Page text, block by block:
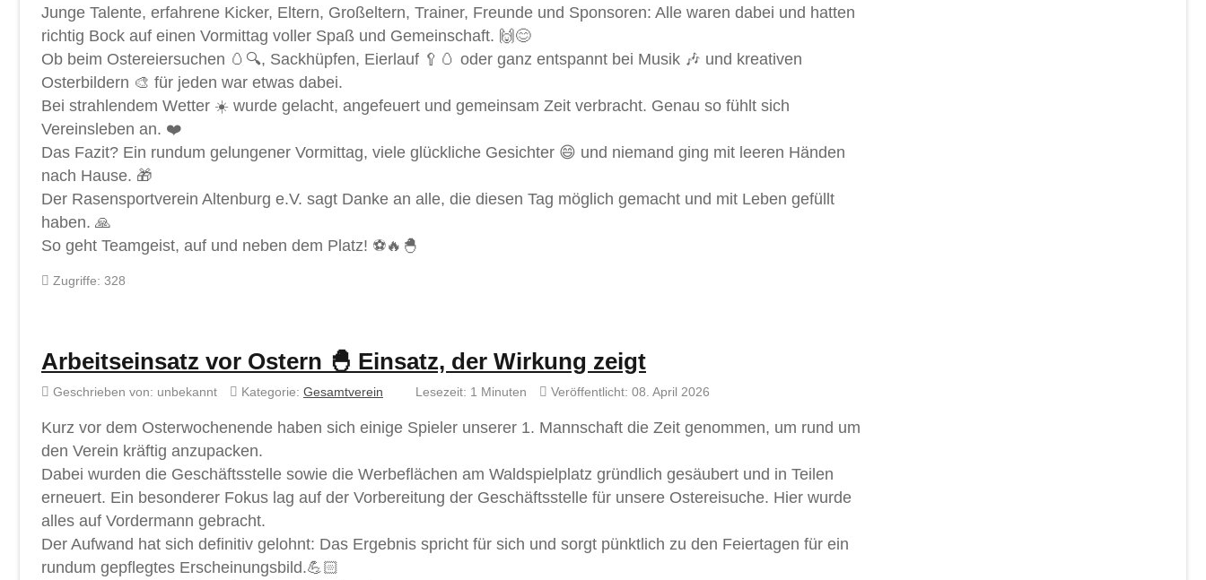
Junge Talente, erfahrene Kicker, Eltern, Großeltern, Trainer, Freunde und Sponsoren: Alle waren dabei und hatten
richtig Bock auf einen Vormittag voller Spaß und Gemeinschaft. 🙌😊
Ob beim Ostereiersuchen 🥚🔍, Sackhüpfen, Eierlauf 🥄🥚 oder ganz entspannt bei Musik 🎶 und kreativen
Osterbildern 🎨 für jeden war etwas dabei.
Bei strahlendem Wetter ☀️ wurde gelacht, angefeuert und gemeinsam Zeit verbracht. Genau so fühlt sich
Vereinsleben an. ❤️
Das Fazit? Ein rundum gelungener Vormittag, viele glückliche Gesichter 😄 und niemand ging mit leeren Händen
nach Hause. 🎁
Der Rasensportverein Altenburg e.V. sagt Danke an alle, die diesen Tag möglich gemacht und mit Leben gefüllt
haben. 🙏
So geht Teamgeist, auf und neben dem Platz! ⚽🔥🐣
Zugriffe: 328
Arbeitseinsatz vor Ostern 🐣 Einsatz, der Wirkung zeigt
Geschrieben von: unbekannt Kategorie: Gesamtverein Lesezeit: 1 Minuten Veröffentlicht: 08. April 2026
Kurz vor dem Osterwochenende haben sich einige Spieler unserer 1. Mannschaft die Zeit genommen, um rund um
den Verein kräftig anzupacken.
Dabei wurden die Geschäftsstelle sowie die Werbeflächen am Waldspielplatz gründlich gesäubert und in Teilen
erneuert. Ein besonderer Fokus lag auf der Vorbereitung der Geschäftsstelle für unsere Ostereisuche. Hier wurde
alles auf Vordermann gebracht.
Der Aufwand hat sich definitiv gelohnt: Das Ergebnis spricht für sich und sorgt pünktlich zu den Feiertagen für ein
rundum gepflegtes Erscheinungsbild.💪🏻